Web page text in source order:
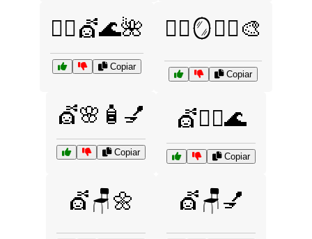
💁‍♂️💇🌊🌺
Copiar
💁‍♂️🪞💇‍♀️🎨
Copiar
💇🌸🧴💅
Copiar
💇🧖‍♂️🌊
Copiar
💇🪑🌼 💇🪑💅